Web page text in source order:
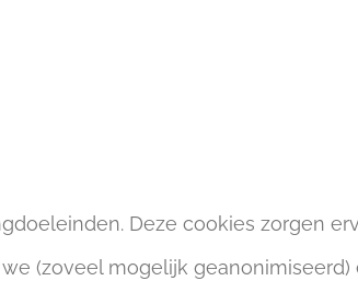
Deze cookies zorgen
(zoveel mogelijk geanonimiseerd)